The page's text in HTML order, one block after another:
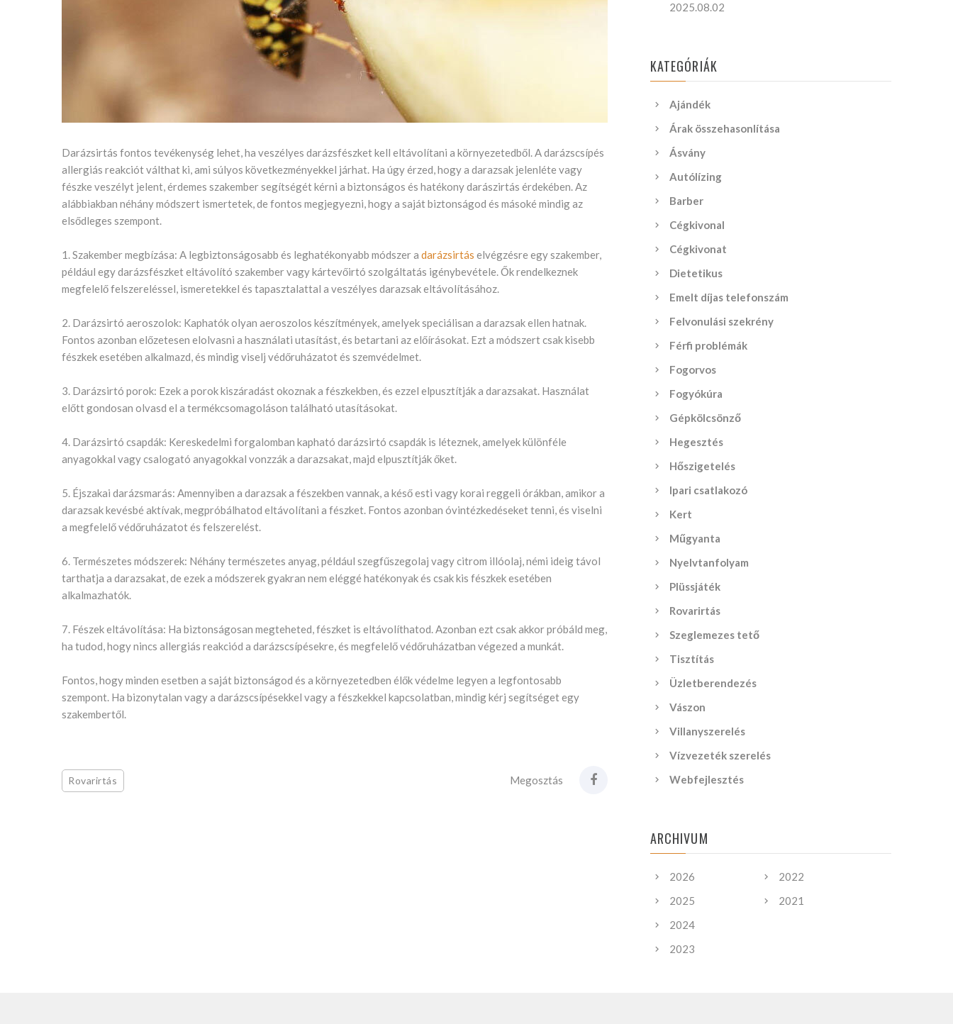
Darázsirtás fontos tevékenység lehet, ha veszélyes darázsfészket kell eltávolítani a környezetedből. A darázscsípés
allergiás reakciót válthat ki, ami súlyos következményekkel járhat. Ha úgy érzed, hogy a darazsak jelenléte vagy
fészke veszélyt jelent, érdemes szakember segítségét kérni a biztonságos és hatékony darászirtás érdekében. Az
alábbiakban néhány módszert ismertetek, de fontos megjegyezni, hogy a saját biztonságod és másoké mindig az
elsődleges szempont.
1. Szakember megbízása: A legbiztonságosabb és leghatékonyabb módszer adarázsirtás elvégzésre egy szakember,
például egy darázsfészket eltávolító szakember vagy kártevőirtó szolgáltatás igénybevétele. Ők rendelkeznek
megfelelő felszereléssel, ismeretekkel és tapasztalattal a veszélyes darazsak eltávolításához.
2. Darázsirtó aeroszolok: Kaphatók olyan aeroszolos készítmények, amelyek speciálisan a darazsak ellen hatnak.
Fontos azonban előzetesen elolvasni a használati utasítást, és betartani az előírásokat. Ezt a módszert csak kisebb
fészkek esetében alkalmazd, és mindig viselj védőruházatot és szemvédelmet.
3. Darázsirtó porok: Ezek a porok kiszáradást okoznak a fészkekben, és ezzel elpusztítják a darazsakat. Használat
előtt gondosan olvasd el a termékcsomagoláson található utasításokat.
4. Darázsirtó csapdák: Kereskedelmi forgalomban kapható darázsirtó csapdák is léteznek, amelyek különféle
anyagokkal vagy csalogató anyagokkal vonzzák a darazsakat, majd elpusztítják őket.
5. Éjszakai darázsmarás: Amennyiben a darazsak a fészekben vannak, a késő esti vagy korai reggeli órákban, amikor a
darazsak kevésbé aktívak, megpróbálhatod eltávolítani a fészket. Fontos azonban óvintézkedéseket tenni, és viselni
a megfelelő védőruházatot és felszerelést.
6. Természetes módszerek: Néhány természetes anyag, például szegfűszegolaj vagy citrom illóolaj, némi ideig távol
tarthatja a darazsakat, de ezek a módszerek gyakran nem eléggé hatékonyak és csak kis fészkek esetében
alkalmazhatók.
7. Fészek eltávolítása: Ha biztonságosan megteheted, fészket is eltávolíthatod. Azonban ezt csak akkor próbáld meg,
ha tudod, hogy nincs allergiás reakciód a darázscsípésekre, és megfelelő védőruházatban végezed a munkát.
Fontos, hogy minden esetben a saját biztonságod és a környezetedben élők védelme legyen a legfontosabb
szempont. Ha bizonytalan vagy a darázscsípésekkel vagy a fészkekkel kapcsolatban, mindig kérj segítséget egy
szakembertől.
Rovarirtás Megosztás
2025.08.02
KATEGÓRIÁK
Ajándék
Árak összehasonlítása
Ásvány
Autólízing
Barber
Cégkivonal
Cégkivonat
Dietetikus
Emelt díjas telefonszám
Felvonulási szekrény
Férfi problémák
Fogorvos
Fogyókúra
Gépkölcsönző
Hegesztés
Hőszigetelés
Ipari csatlakozó
Kert
Műgyanta
Nyelvtanfolyam
Plüssjáték
Rovarirtás
Szeglemezes tető
Tisztítás
Üzletberendezés
Vászon
Villanyszerelés
Vízvezeték szerelés
Webfejlesztés
ARCHIVUM
2026
2025
2024
2023
2022
2021